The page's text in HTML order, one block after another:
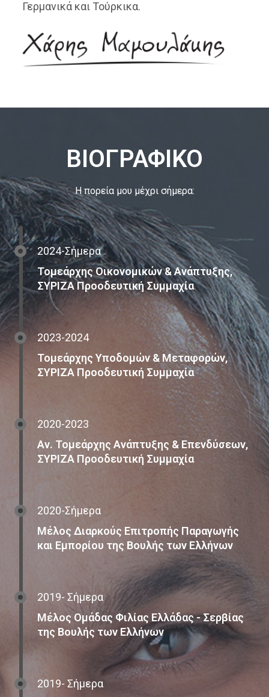
Γερμανικά και Τούρκικα.
ΒΙΟΓΡΑΦΙΚΟ
Η πορεία μου μέχρι σήμερα:
2024-Σήμερα
Τομεάρχης Οικονομικών & Ανάπτυξης,
ΣΥΡΙΖΑ Προοδευτική Συμμαχία
2023-2024
Τομεάρχης Υποδομών & Μεταφορών,
ΣΥΡΙΖΑ Προοδευτική Συμμαχία
2020-2023
Αν. Τομεάρχης Ανάπτυξης & Επενδύσεων,
ΣΥΡΙΖΑ Προοδευτική Συμμαχία
2020-Σήμερα
Μέλος Διαρκούς Επιτροπής Παραγωγής
και Εμπορίου της Βουλής των Ελλήνων
2019- Σήμερα
Μέλος Ομάδας Φιλίας Ελλάδας - Σερβίας
της Βουλής των Ελλήνων
2019- Σήμερα